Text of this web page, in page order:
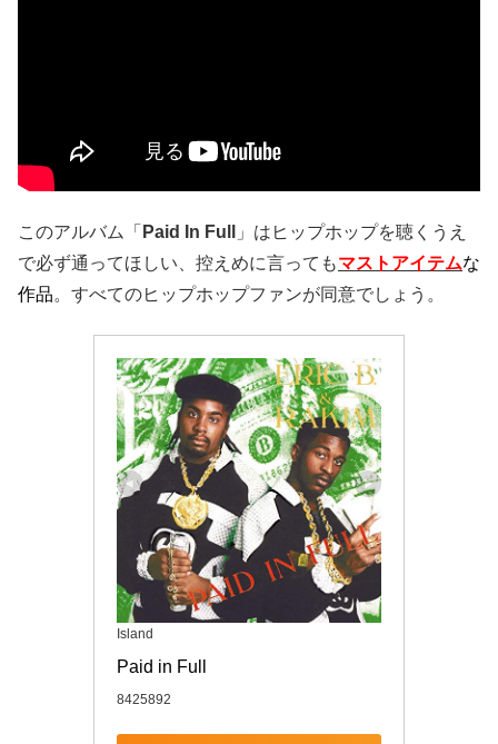
このアルバム「 Paid In Full
」はヒップホップを聴くうえ
で必ず通ってほしい、控えめに言ってもマストアイテムな
作品。すべてのヒップホップファンが同意でしょう。
Island
Paid in Full
8425892